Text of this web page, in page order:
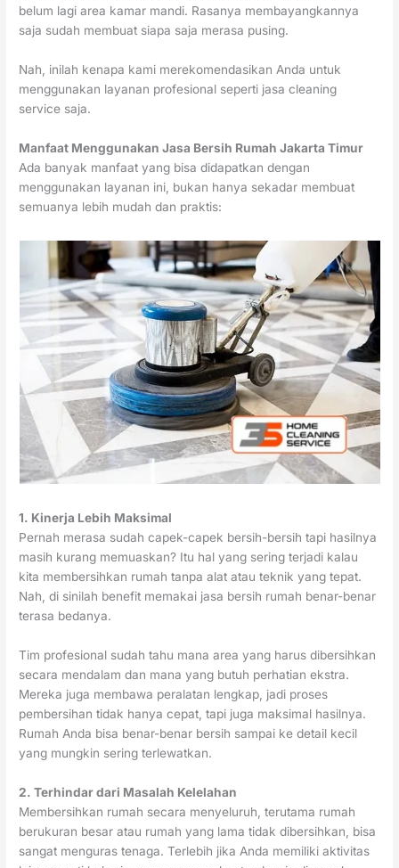
belum lagi area kamar mandi. Rasanya membayangkannya
saja sudah membuat siapa saja merasa pusing.
Nah, inilah kenapa kami merekomendasikan Anda untuk
menggunakan layanan profesional seperti jasa cleaning
service saja.
Manfaat Menggunakan Jasa Bersih Rumah Jakarta Timur
Ada banyak manfaat yang bisa didapatkan dengan
menggunakan layanan ini, bukan hanya sekadar membuat
semuanya lebih mudah dan praktis:
1. Kinerja Lebih Maksimal
Pernah merasa sudah capek-capek bersih-bersih tapi hasilnya
masih kurang memuaskan? Itu hal yang sering terjadi kalau
kita membersihkan rumah tanpa alat atau teknik yang tepat.
Nah, di sinilah benefit memakai jasa bersih rumah benar-benar
terasa bedanya.
Tim profesional sudah tahu mana area yang harus dibersihkan
secara mendalam dan mana yang butuh perhatian ekstra.
Mereka juga membawa peralatan lengkap, jadi proses
pembersihan tidak hanya cepat, tapi juga maksimal hasilnya.
Rumah Anda bisa benar-benar bersih sampai ke detail kecil
yang mungkin sering terlewatkan.
2. Terhindar dari Masalah Kelelahan
Membersihkan rumah secara menyeluruh, terutama rumah
berukuran besar atau rumah yang lama tidak dibersihkan, bisa
sangat menguras tenaga. Terlebih jika Anda memiliki aktivitas